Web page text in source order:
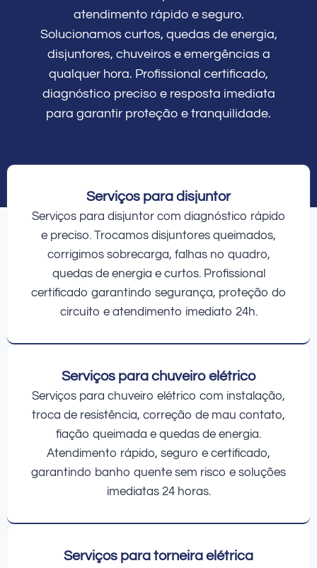
atendimento rápido e seguro.
Solucionamos curtos, quedas de energia,
disjuntores, chuveiros e emergências a
qualquer hora. Profissional certificado,
diagnóstico preciso e resposta imediata
para garantir proteção e tranquilidade.
Serviços para disjuntor
Serviços para disjuntor com diagnóstico rápido
e preciso. Trocamos disjuntores queimados,
corrigimos sobrecarga, falhas no quadro,
quedas de energia e curtos. Profissional
certificado garantindo segurança, proteção do
circuito e atendimento imediato 24h.
Serviços para chuveiro elétrico
Serviços para chuveiro elétrico com instalação,
troca de resistência, correção de mau contato,
fiação queimada e quedas de energia.
Atendimento rápido, seguro e certificado,
garantindo banho quente sem risco e soluções
imediatas 24 horas.
Serviços para torneira elétrica